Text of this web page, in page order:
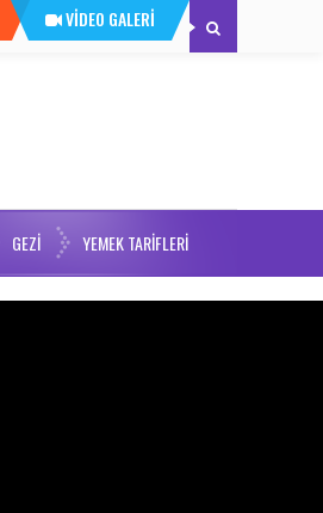
VİDEO GALERİ
GEZI YEMEK TARIFLERI